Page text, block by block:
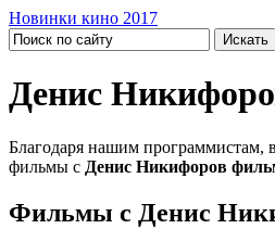
Новинки кино 2017
Денис
Благодаря нашим программистам,
фильмы с Денис Никифоров
Фильмы с Денис